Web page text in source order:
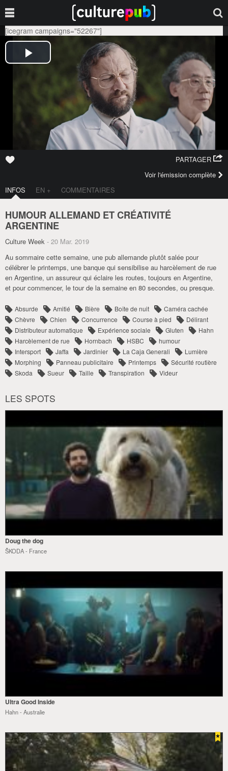
[icegram campaigns="52267"]
PARTAGER
INFOS EN + COMMENTAIRES
HUMOUR ALLEMAND ET CRÉATIVITÉ
ARGENTINE
Culture Week - 20 Mar. 2019
Au sommaire cette semaine, une pub allemande plutôt salée pour
célébrer le printemps, une banque qui sensibilise au harcèlement de rue
en Argentine, un assureur qui éclaire les routes, toujours en Argentine,
et pour commencer, le tour de la semaine en 80 secondes, ou presque.
Absurde Amitié Bière Boîte de nuit
Caméra cachée
Chèvre
Chien Concurrence Course à pied
Délirant
Distributeur automatique
Expérience sociale Gluten
Hahn
Harcèlement de rue
Hornbach HSBC
humour
Intersport
Jaffa Jardinier La Caja Generali
Lumière
Morphing
Panneau publicitaire Printemps
Sécurité routière
Skoda
Sueur Taille Transpiration Videur
Voir l'émission complète
LES SPOTS
Doug the dog
ŠKODA - France
Ultra Good Inside
Hahn - Australie